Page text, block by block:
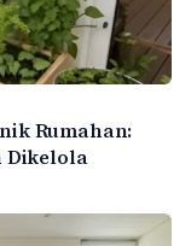
Rumahan:
Dikelola